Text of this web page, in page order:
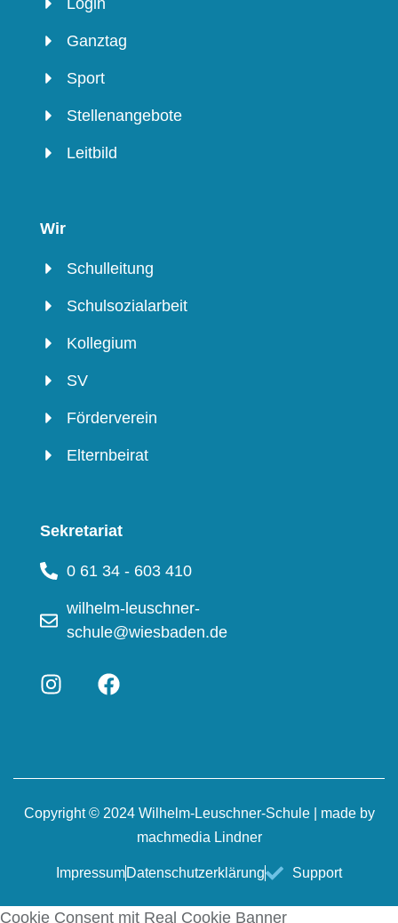
Ganztag
Sport
Stellenangebote
Leitbild
Wir
Schulleitung
Schulsozialarbeit
Kollegium
SV
Förderverein
Elternbeirat
Sekretariat
0 61 34 - 603 410
wilhelm-leuschner-
schule@wiesbaden.de
Copyright © 2024 Wilhelm-Leuschner-Schule | made by
machmedia Lindner
ImpressumDatenschutzerklärung Support
Cookie Consent mit Real Cookie Banner